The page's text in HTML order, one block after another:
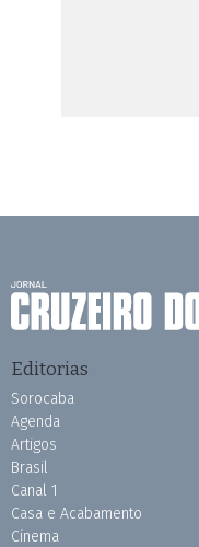
Editorias
Sorocaba
Agenda
Artigos
Brasil
Canal 1
Casa e Acabamento
Cinema